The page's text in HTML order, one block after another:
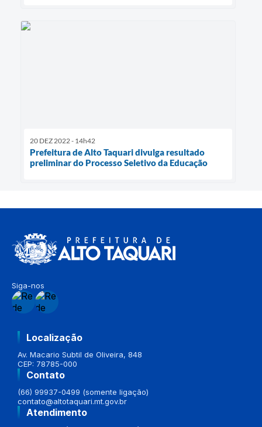
20 DEZ 2022 - 14h42
Prefeitura de Alto Taquari divulga resultado
preliminar do Processo Seletivo da Educação
Siga-nos
Localização
Av. Macario Subtil de Oliveira, 848
CEP: 78785-000
Contato
(66) 99937-0499 (somente ligação)
contato@altotaquari.mt.gov.br
Atendimento